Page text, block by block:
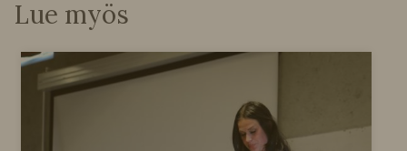
Lue myös